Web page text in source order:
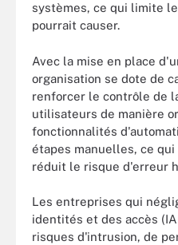
systèmes, ce qui limite
pourrait causer.
Avec la mise en place
organisation se dote de
renforcer le contrôle de
utilisateurs de manière
fonctionnalités
étapes manuelles, ce
réduit le risque d'erreur
Les entreprises qui
identités et des accès
risques d'intrusion, de